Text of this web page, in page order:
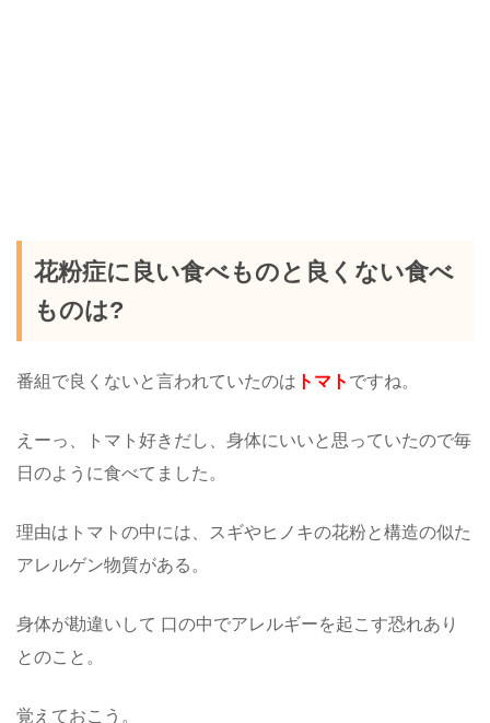
花粉症に良い食べものと良くない食べ
ものは?
番組で良くないと言われていたのは トマト ですね。
えーっ、トマト好きだし、身体にいいと思っていたので毎
日のように食べてました。
理由はトマトの中には、スギやヒノキの花粉と構造の似た
アレルゲン物質がある。
身体が勘違いして 口の中でアレルギーを起こす恐れあり
とのこと。
覚えておこう。